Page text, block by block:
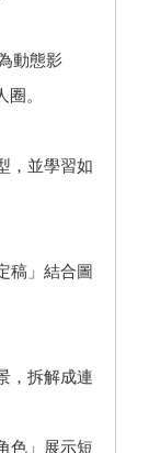
動態影
。
，並學習如
稿」結合圖
，拆解成連
色」展示短